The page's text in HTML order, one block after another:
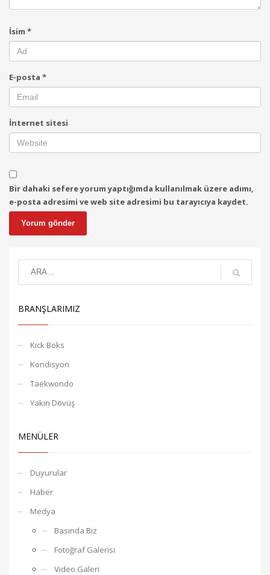
İsim *
E-posta *
İnternet sitesi
Bir dahaki sefere yorum yaptığımda kullanılmak üzere adımı,
e-posta adresimi ve web site adresimi bu tarayıcıya kaydet.
BRANŞLARIMIZ
Kick Boks
Kondisyon
Taekwondo
Yakın Dövüş
MENÜLER
Duyurular
Haber
Medya
Basında Biz
Fotoğraf Galerisi
Video Galeri